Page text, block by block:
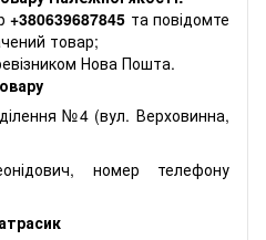
+380639687845 та повідомте
товар;
Нова Пошта.
№4 (вул. Верховинна,
номер телефону